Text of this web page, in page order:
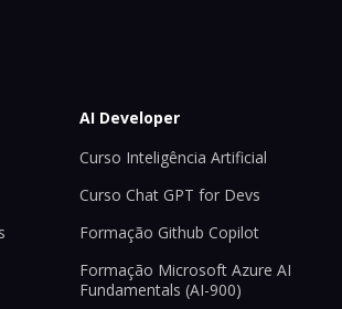
AI Developer
Curso Inteligência Artificial
Curso Chat GPT for Devs
Formação Github Copilot
Formação Microsoft Azure AI
Fundamentals (AI-900)